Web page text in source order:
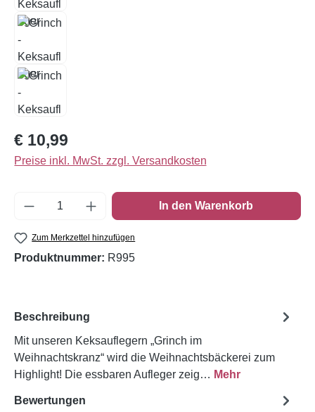
Regulärer Preis:
€ 10,99
Preise inkl. MwSt. zzgl. Versandkosten
Produkt Anzahl: Gib den gewünschten
In den Warenkorb
Zum Merkzettel hinzufügen
Produktnummer: R995
Beschreibung
Mit unseren Keksauflegern „Grinch im
Weihnachtskranz“ wird die Weihnachtsbäckerei zum
Highlight! Die essbaren Aufleger zeig… Mehr
Bewertungen